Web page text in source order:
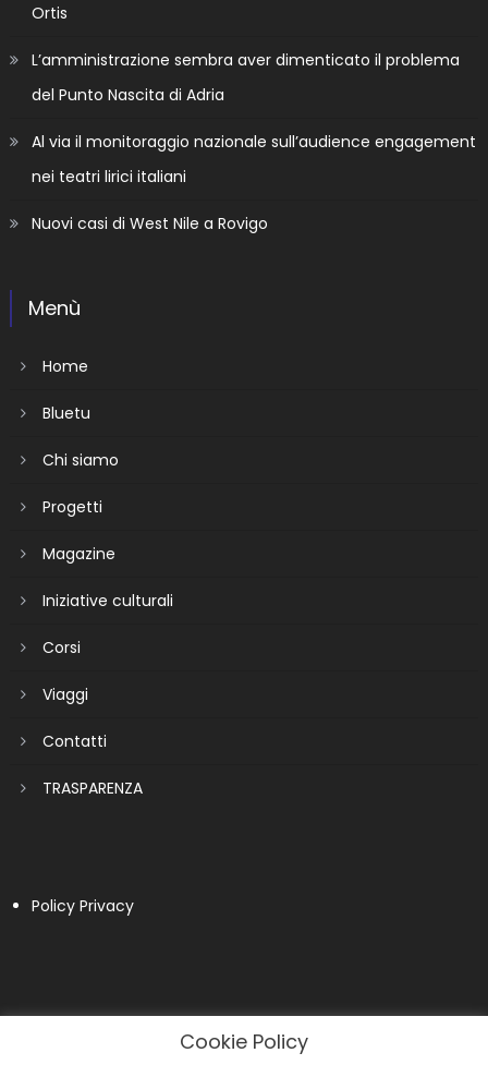
Ortis
L’amministrazione sembra aver dimenticato il problema
del Punto Nascita di Adria
Al via il monitoraggio nazionale sull’audience engagement
nei teatri lirici italiani
Nuovi casi di West Nile a Rovigo
Menù
Home
Bluetu
Chi siamo
Progetti
Magazine
Iniziative culturali
Corsi
Viaggi
Contatti
TRASPARENZA
Policy Privacy
Cookie Policy